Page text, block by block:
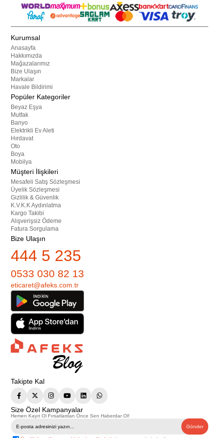
Kurumsal
Anasayfa
Hakkımızda
Mağazalarımız
Bize Ulaşın
Markalar
Havale Bildirimi
Popüler Kategoriler
Beyaz Eşya
Mutfak
Banyo
Elektrikli Ev Aleti
Hırdavat
Oto
Boya
Mobilya
Müşteri İlişkileri
Mesafeli Satış Sözleşmesi
Üyelik Sözleşmesi
Gizlilik & Güvenlik
K.V.K.K Aydınlatma
Kargo Takibi
Alışverişsiz Ödeme
Fatura Sorgulama
Bize Ulaşın
444 5 235
0533 030 82 13
eticaret@afeks.com.tr
Takipte Kal
Size Özel Kampanyalar
Hemen Kayıt Ol Fırsatlardan Önce Sen Haberdar Ol!
Gönder